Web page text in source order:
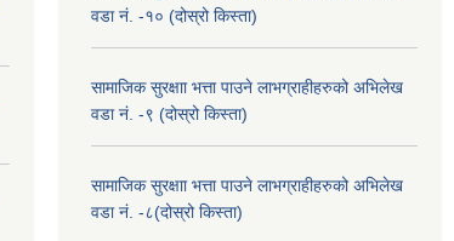
वडा नं. -१० (दोस्रो किस्ता)
सामाजिक सुरक्षाा भत्ता पाउने लाभग्राहीहरुको अभिलेख
वडा नं. -९ (दोस्रो किस्ता)
सामाजिक सुरक्षाा भत्ता पाउने लाभग्राहीहरुको अभिलेख
वडा नं. -८(दोस्रो किस्ता)